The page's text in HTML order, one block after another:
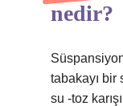
nedir?
tabakayı bir
su -toz